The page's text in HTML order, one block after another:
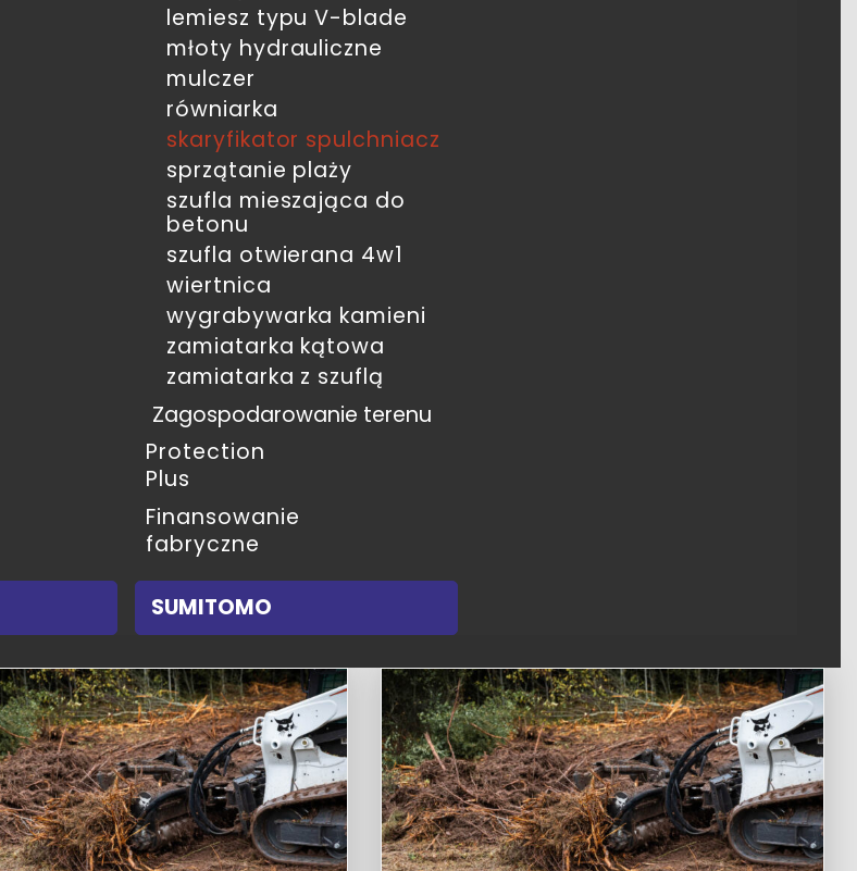
lemiesz typu V-blade
młoty hydrauliczne
mulczer
równiarka
skaryfikator spulchniacz
sprzątanie plaży
szufla mieszająca do
betonu
szufla otwierana 4w1
wiertnica
wygrabywarka kamieni
zamiatarka kątowa
zamiatarka z szuflą
Zagospodarowanie terenu
Protection
Plus
Finansowanie
fabryczne
SUMITOMO